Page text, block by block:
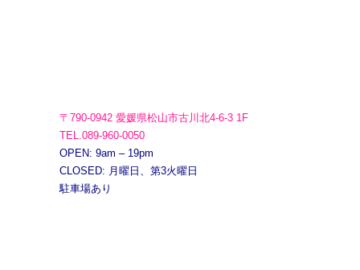
〒790-0942 愛媛県松山市古川北4-6-3 1F
TEL.089-960-0050
OPEN: 9am – 19pm
CLOSED: 月曜日、第3火曜日
駐車場あり